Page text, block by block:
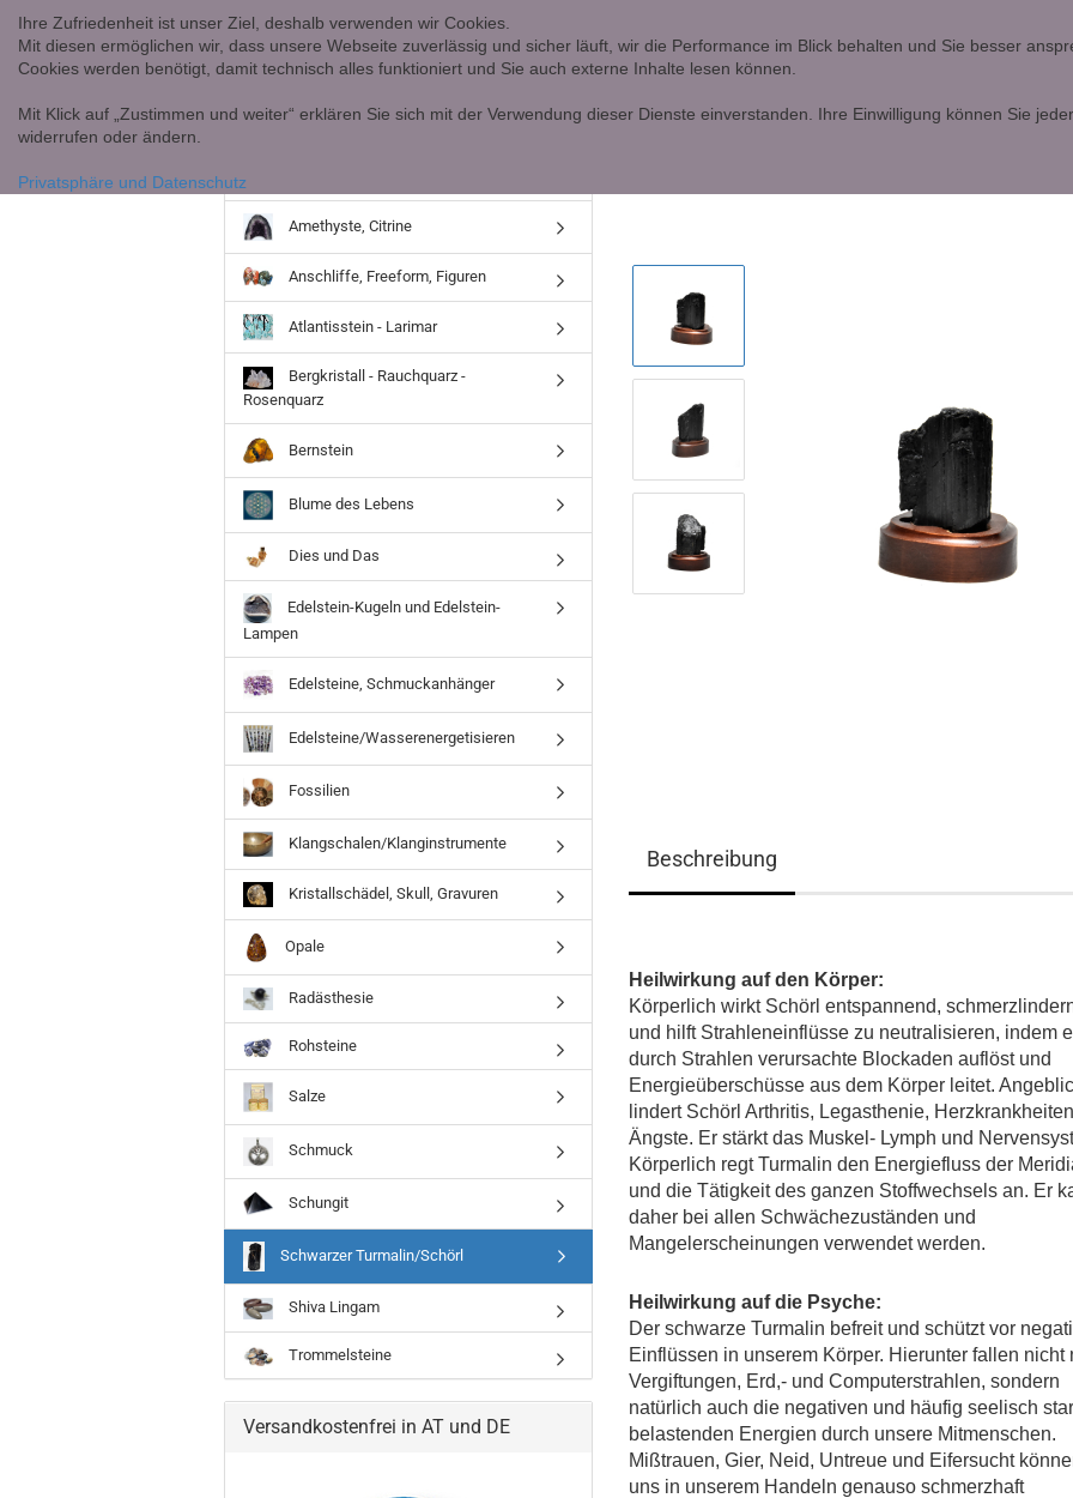
Ihre Zufriedenheit ist unser Ziel, deshalb verwenden wir Cookies.
Mit diesen ermöglichen wir, dass unsere Webseite zuverlässig und sicher läuft, wir die Performance im Blick behalten und Sie besser
Cookies werden benötigt, damit technisch alles funktioniert und Sie auch externe Inhalte lesen können.
Mit Klick auf „Zustimmen und weiter“ erklären Sie sich mit der Verwendung dieser Dienste einverstanden. Ihre Einwilligung können Sie
widerrufen oder ändern.
Privatsphäre und Datenschutz
Beschreibung
Heilwirkung auf den Körper:
Körperlich wirkt Schörl entspannend,
und hilft Strahleneinflüsse zu neutralisieren, indem
durch Strahlen verursachte Blockaden auflöst und
Energieüberschüsse aus dem Körper leitet.
lindert Schörl Arthritis, Legasthenie,
Ängste. Er stärkt das Muskel- Lymph und
Körperlich regt Turmalin den Energiefluss der
und die Tätigkeit des ganzen Stoffwechsels an. Er
daher bei allen Schwächezuständen und
Mangelerscheinungen verwendet werden.
Heilwirkung auf die Psyche:
Der schwarze Turmalin befreit und schützt vor
Einflüssen in unserem Körper. Hierunter fallen nicht
Vergiftungen, Erd,- und Computerstrahlen, sondern
natürlich auch die negativen und häufig seelisch
belastenden Energien durch unsere Mitmenschen.
Mißtrauen, Gier, Neid, Untreue und Eifersucht
uns in unserem Handeln genauso schmerzhaft
Amethyste, Citrine
Anschliffe, Freeform, Figuren
Atlantisstein - Larimar
Bergkristall - Rauchquarz -
Rosenquarz
Bernstein
Blume des Lebens
Dies und Das
Edelstein-Kugeln und Edelstein-
Lampen
Edelsteine, Schmuckanhänger
Edelsteine/Wasserenergetisieren
Fossilien
Klangschalen/Klanginstrumente
Kristallschädel, Skull, Gravuren
Opale
Radästhesie
Rohsteine
Salze
Schmuck
Schungit
Schwarzer Turmalin/Schörl
Shiva Lingam
Trommelsteine
Versandkostenfrei in AT und DE